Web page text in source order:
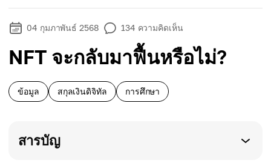
04 กุมภาพันธ์ 2568 134 ความคิดเห็น
NFT จะกลับมาฟื้นหรือไม่?
ข้อมูล สกุลเงินดิจิทัล การศึกษา
สารบัญ